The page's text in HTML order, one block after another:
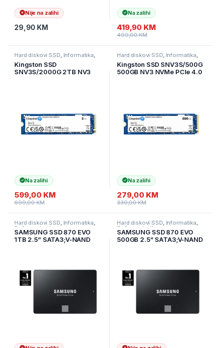
Nije na zalihi
29,90 KM
Na zalihi
419,90 KM
499,00KM
Hard diskovi SSD, Informatika,
Računarske Komponente
Kingston SSD
SNV3S/2000G 2TB NV3
Na zalihi
599,00 KM
699,00KM
Hard diskovi SSD, Informatika,
Računarske Komponente
Kingston SSD SNV3S/500G
500GB NV3 NVMe PCIe 4.0
Na zalihi
279,00 KM
330,00KM
Hard diskovi SSD, Informatika,
Računarske Komponente
SAMSUNG SSD 870 EVO
1TB 2.5” SATA3;V-NAND
Hard diskovi SSD, Informatika,
Računarske Komponente
SAMSUNG SSD 870 EVO
500GB 2.5” SATA3;V-NAND